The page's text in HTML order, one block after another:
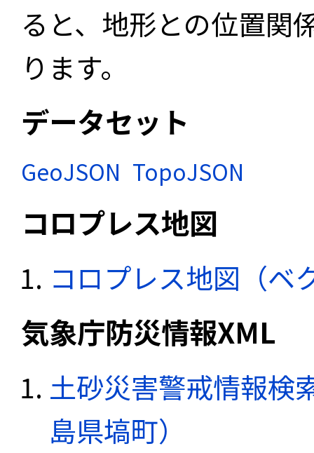
ると、地形との位置関
ります。
データセット
GeoJSON TopoJSON
コロプレス地図
コロプレス地図（ベ
気象庁防災情報XML
土砂災害警戒情報検
島県塙町）